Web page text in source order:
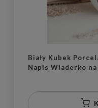
Biały Kubek
Napis Wiaderko